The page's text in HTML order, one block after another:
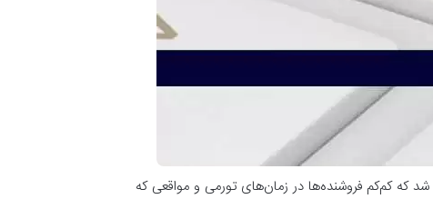
شد که کم‌کم فروشنده‌ها در زمان‌های تورمی و مواقعی که